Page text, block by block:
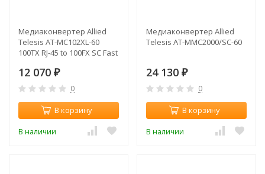
Медиаконвертер Allied
Telesis AT-MC102XL-60
100TX RJ-45 to 100FX SC Fast
12 070 ₽
0
В корзину
В наличии
Медиаконвертер Allied
Telesis AT-MMC2000/SC-60
24 130 ₽
0
В корзину
В наличии